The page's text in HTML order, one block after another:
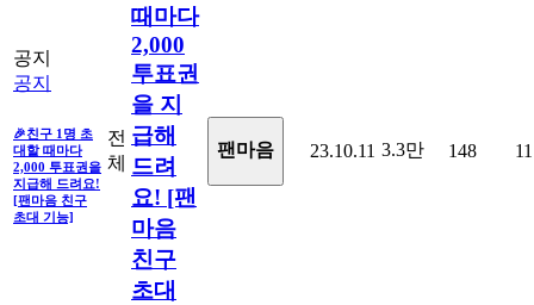
공지
공지
🎉친구 1명 초
대할 때마다
2,000 투표권을
지급해 드려요!
[팬마음 친구
초대 기능]
전
체
때마다
2,000
투표권
을 지
급해
드려
요! [팬
마음
친구
초대
팬마음 23.10.11 3.3만 148 11